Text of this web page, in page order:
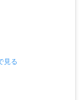
見る